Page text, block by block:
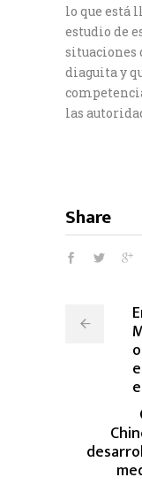
lo que está
estudio de
situaciones
diaguita y
las
Share